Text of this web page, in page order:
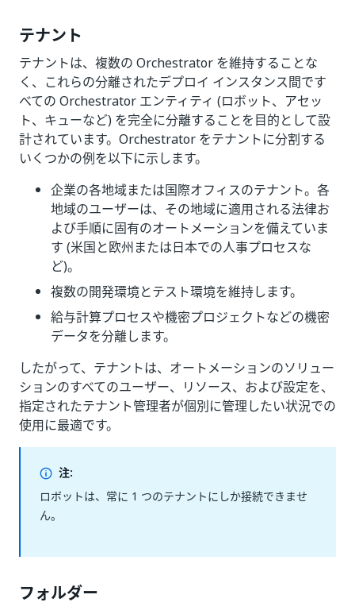
テナント
テナントは、複数の Orchestrator を維持することな
く、これらの分離されたデプロイ インスタンス間です
べての Orchestrator エンティティ (ロボット、アセッ
ト、キューなど) を完全に分離することを目的として設
計されています。Orchestrator をテナントに分割する
いくつかの例を以下に示します。
企業の各地域または国際オフィスのテナント。各
地域のユーザーは、その地域に適用される法律お
よび手順に固有のオートメーションを備えていま
す (米国と欧州または日本での人事プロセスな
ど)。
複数の開発環境とテスト環境を維持します。
給与計算プロセスや機密プロジェクトなどの機密
データを分離します。
したがって、テナントは、オートメーションのソリュー
ションのすべてのユーザー、リソース、および設定を、
指定されたテナント管理者が個別に管理したい状況での
使用に最適です。
注:
ロボットは、常に 1 つのテナントにしか接続できませ
ん。
フォルダー